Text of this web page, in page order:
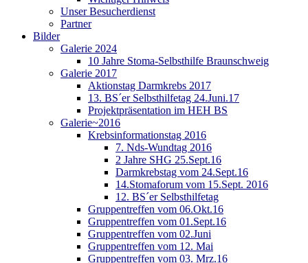
Unser Besucherdienst
Partner
Bilder
Galerie 2024
10 Jahre Stoma-Selbsthilfe Braunschweig
Galerie 2017
Aktionstag Darmkrebs 2017
13. BS´er Selbsthilfetag 24.Juni.17
Projektpräsentation im HEH BS
Galerie~2016
Krebsinformationstag 2016
7. Nds-Wundtag 2016
2 Jahre SHG 25.Sept.16
Darmkrebstag vom 24.Sept.16
14.Stomaforum vom 15.Sept. 2016
12. BS´er Selbsthilfetag
Gruppentreffen vom 06.Okt.16
Gruppentreffen vom 01.Sept.16
Gruppentreffen vom 02.Juni
Gruppentreffen vom 12. Mai
Gruppentreffen vom 03. Mrz.16